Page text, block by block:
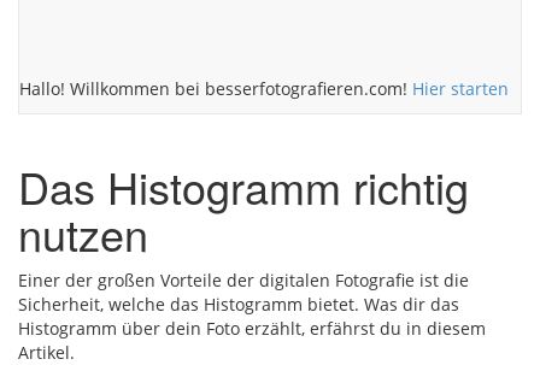
Hallo! Willkommen bei besserfotografieren.com! Hier starten
Das Histogramm richtig
nutzen
Einer der großen Vorteile der digitalen Fotografie ist die
Sicherheit, welche das Histogramm bietet. Was dir das
Histogramm über dein Foto erzählt, erfährst du in diesem
Artikel.